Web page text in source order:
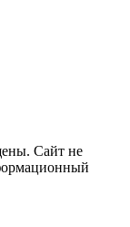
Сайт не